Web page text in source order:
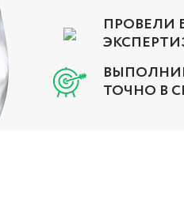
ПРОВЕЛИ
ТОЧНО В